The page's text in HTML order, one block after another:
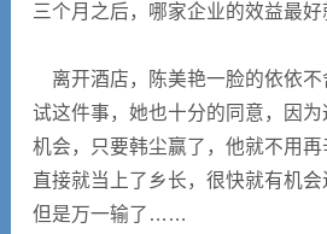
三个月之后，哪家企业的效益最好
离开酒店，陈美艳一脸的依依不
试这件事，她也十分的同意，因
机会，只要韩尘赢了，他就不用再
直接就当上了乡长，很快就有机会
但是万一输了……